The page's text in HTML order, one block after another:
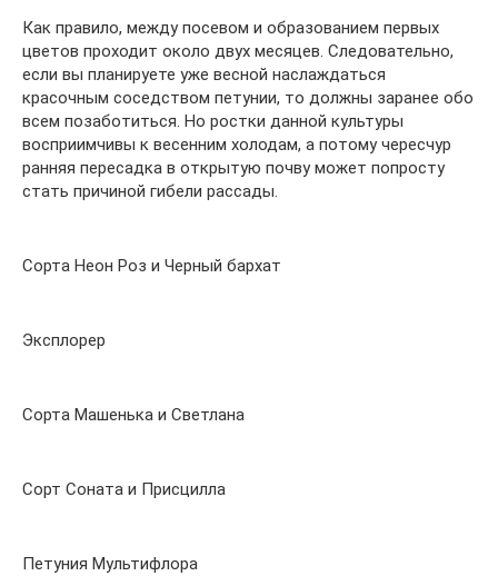
Как правило, между посевом и образованием первых
цветов проходит около двух месяцев. Следовательно,
если вы планируете уже весной наслаждаться
красочным соседством петунии, то должны заранее обо
всем позаботиться. Но ростки данной культуры
восприимчивы к весенним холодам, а потому чересчур
ранняя пересадка в открытую почву может попросту
стать причиной гибели рассады.
Сорта Неон Роз и Черный бархат
Эксплорер
Сорта Машенька и Светлана
Сорт Соната и Присцилла
Петуния Мультифлора